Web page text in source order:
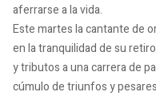
aferrarse a la vida.
Este martes la cantante de
en la tranquilidad de su
y tributos a una carrera de
cúmulo de triunfos y